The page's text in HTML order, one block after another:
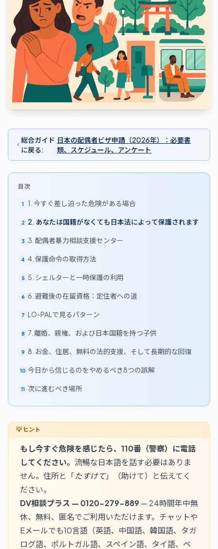
総合ガイド
に戻る:
日本の配偶者ビザ申請（2026年）：必要書
類、スケジュール、アンケート
目次
1 1. 今すぐ差し迫った危険がある場合
2 2. あなたは国籍がなくても日本法によって保護されます
3 3. 配偶者暴力相談支援センター
4 4. 保護命令の取得方法
5 5. シェルターと一時保護の利用
6 6. 避難後の在留資格：定住者への道
7 LO-PALで見るパターン
8 7. 離婚、親権、および日本国籍を持つ子供
9 8. お金、住居、無料の法的支援、そして長期的な回復
10 今日から信じるのをやめるべき8つの誤解
11 次に進むべき場所
もし今すぐ危険を感じたら、 110番 （警察）に電話
してください。 流暢な日本語を話す必要はありま
せん。住所と「たすけて」（助けて）と伝えてく
ださい。
DV相談プラス — 0120-279-889— 24時間年中無
休、無料、匿名でご利用いただけます。チャットや
Eメールでも10言語（英語、中国語、韓国語、タガ
ログ語、ポルトガル語、スペイン語、タイ語、ベ